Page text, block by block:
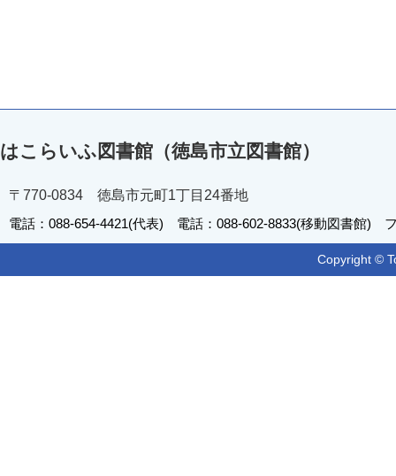
はこらいふ図書館（徳島市立図書館）
〒770-0834 徳島市元町1丁目24番地
電話：088-654-4421(代表) 電話：088-602-8833(移動図書館)
Copyright ©